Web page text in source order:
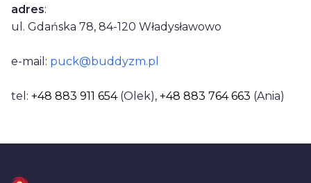
adres:
ul. Gdańska 78, 84-120 Władysławowo
e-mail: puck@buddyzm.pl
tel: +48 883 911 654 (Olek), +48 883 764 663 (Ania)